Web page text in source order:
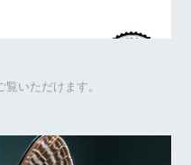
いただけます。